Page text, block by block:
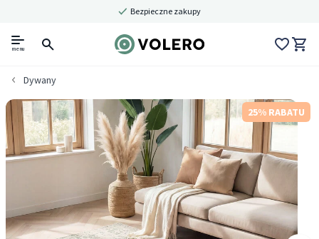
Bezpieczne zakupy
menu
Dywany
25% RABATU